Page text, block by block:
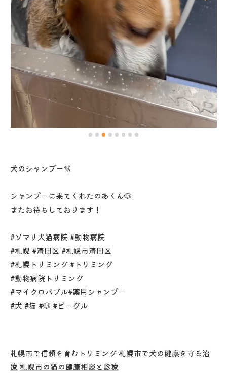
犬のシャンプー🫧
シャンプーに来てくれたのあくん🐶
またお待ちしております！
#ソマリ犬猫病院 #動物病院
#札幌 #清田区 #札幌市清田区
#札幌トリミング #トリミング
#動物病院トリミング
#マイクロバブル#薬用シャンプー
#犬 #猫 #🐶 #ビーグル
札幌市で信頼を育むトリミング 札幌市で犬の健康を守る治
療 札幌市の猫の健康相談と診療